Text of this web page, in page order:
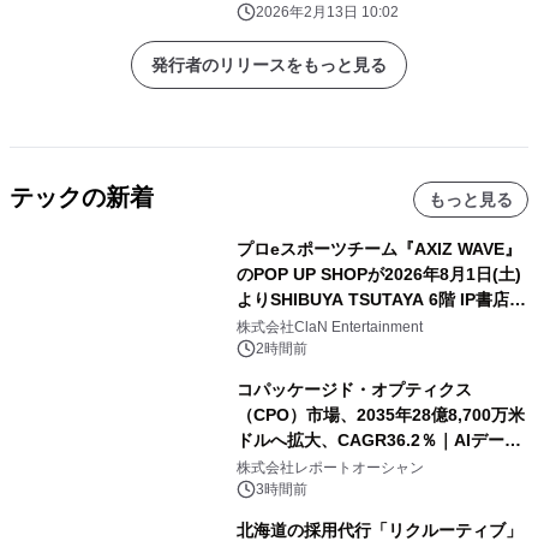
ルパケットキャプチャとAI分析によ
り、既存防御では見逃されがちな「内
部脅威」や「未知の脅威」を可視化～
2026年2月13日 10:02
発行者のリリースをもっと見る
テックの新着 もっと見る
プロeスポーツチーム『AXIZ WAVE』
のPOP UP SHOPが2026年8月1日(土)
よりSHIBUYA TSUTAYA 6階 IP書店で
開催決定！！
株式会社ClaN Entertainment
2時間前
コパッケージド・オプティクス
（CPO）市場、2035年28億8,700万米
ドルへ拡大、CAGR36.2％｜AIデータ
センター・高速光通信需要が成長を加
速
株式会社レポートオーシャン
3時間前
北海道の採用代行「リクルーティブ」